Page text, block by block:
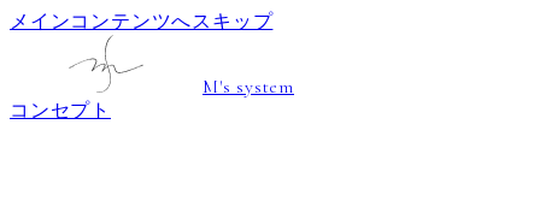
メインコンテンツへスキップ
M's system
コンセプト